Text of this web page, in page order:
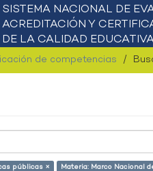
de competencias
públicas ×
Materia: Marco Nacional